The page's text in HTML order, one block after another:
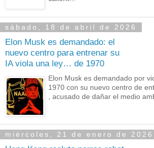
sábado, 18 de abril de 2026
Elon Musk es demandado: el
nuevo centro para entrenar su
IA viola una ley… de 1970
Elon Musk es demandado por
1970 con su nuevo centro de
, acusado de dañar el medio
miércoles, 21 de enero de 2026